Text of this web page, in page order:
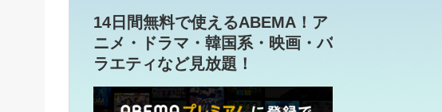
14日間無料で使えるABEMA！ア
ニメ・ドラマ・韓国系・映画・バ
ラエティなど見放題！